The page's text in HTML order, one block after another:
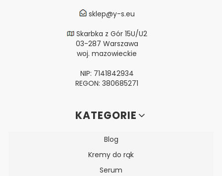
sklep@y-s.eu
Skarbka z Gór 15U/U2
03-287 Warszawa
woj. mazowieckie
NIP: 7141842934
REGON: 380685271
Linki w stopceKATEGORIE
Blog
Kremy do rąk
Serum